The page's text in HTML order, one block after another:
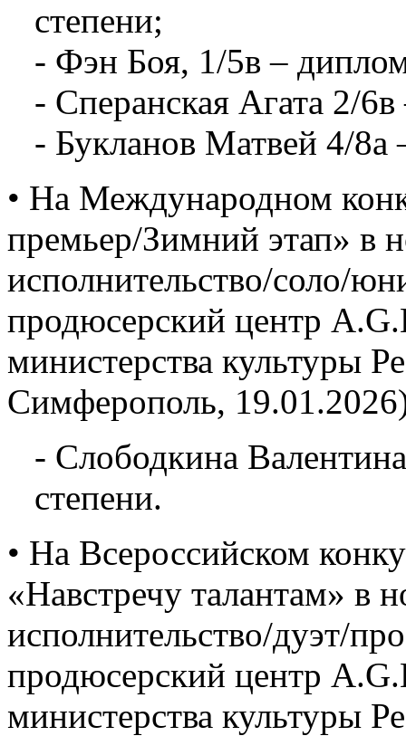
степени;
- Фэн Боя, 1/5в –
- Сперанская Агата 2/
- Букланов Матвей 4/8а
• На Международном
премьер/Зимний этап» в
исполнительство/соло/
продюсерский центр
министерства культуры
Симферополь,
- Слободкина
степени.
• На Всероссийском
«Навстречу талантам» в
исполнительство/дуэт/
продюсерский центр
министерства культуры